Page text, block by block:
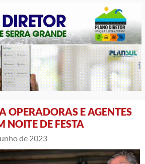
OPERADORAS E AGENTES
NOITE DE FESTA
de 2023